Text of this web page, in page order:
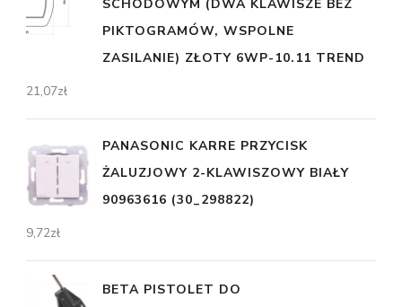
SCHODOWYM (DWA KLAWISZE BEZ
PIKTOGRAMÓW, WSPOLNE
ZASILANIE) ZŁOTY 6WP-10.11 TREND
21,07zł
PANASONIC KARRE PRZYCISK
ŻALUZJOWY 2-KLAWISZOWY BIAŁY
90963616 (30_298822)
9,72zł
BETA PISTOLET DO